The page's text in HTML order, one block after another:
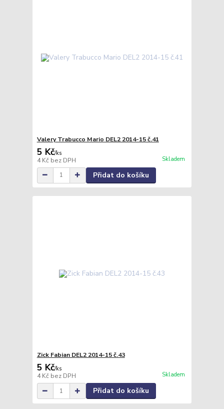
Valery Trabucco Mario DEL2 2014-15 č.41
5 Kč/ks
4 Kč bez DPH Skladem
Přidat do košíku
Zick Fabian DEL2 2014-15 č.43
5 Kč/ks
4 Kč bez DPH Skladem
Přidat do košíku